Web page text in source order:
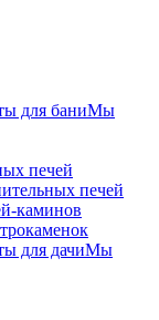
для баниМы
печей
печей
каминов
для дачиМы